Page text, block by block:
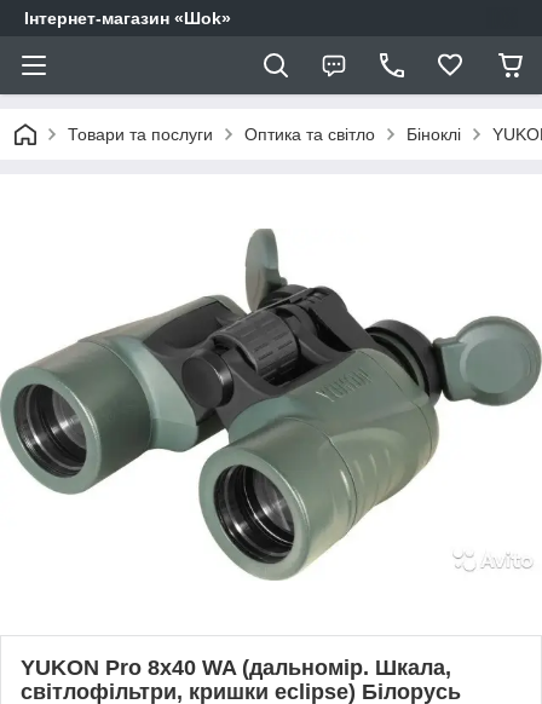
Інтернет-магазин «Шоk»
Товари та послуги Оптика та світло Біноклі
YUKON Pro 8х40 WA (дальномір. Шкала,
світлофільтри, кришки eclipse) Білорусь